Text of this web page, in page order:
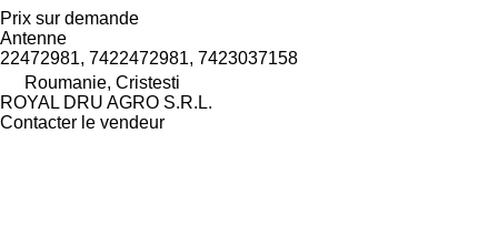
Prix sur demande
Antenne
22472981, 7422472981, 7423037158
Roumanie, Cristesti
ROYAL DRU AGRO S.R.L.
Contacter le vendeur